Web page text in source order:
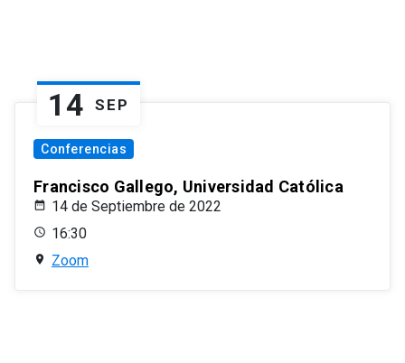
14 SEP
Conferencias
Francisco Gallego, Universidad Católica
14 de Septiembre de 2022
16:30
Zoom